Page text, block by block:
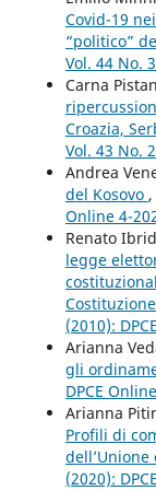
Covid-19
“politico”
Vol. 44 No.
Carna
Croazia,
Vol. 43 No.
Andrea
del Kosovo ,
Online 4-
Renato
legge
(2010):
Arianna
gli
DPCE
Arianna
Profili di
dell’Unione
(2020):